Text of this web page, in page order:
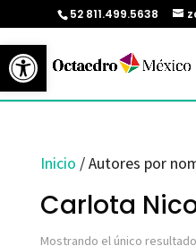
Abrir barra de herramientas
52 811.499.5638
Inicio / Autores por
Carlota
Mostrando el único resultado